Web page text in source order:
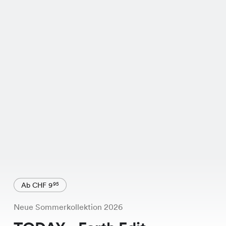
Ab CHF 995
Neue Sommerkollektion 2026